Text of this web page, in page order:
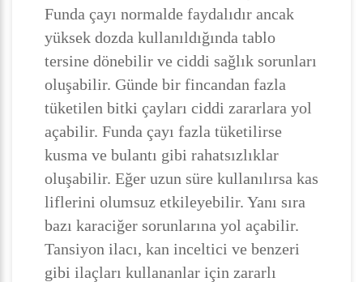
Funda çayı normalde faydalıdır ancak
yüksek dozda kullanıldığında tablo
tersine dönebilir ve ciddi sağlık sorunları
oluşabilir. Günde bir fincandan fazla
tüketilen bitki çayları ciddi zararlara yol
açabilir. Funda çayı fazla tüketilirse
kusma ve bulantı gibi rahatsızlıklar
oluşabilir. Eğer uzun süre kullanılırsa kas
liflerini olumsuz etkileyebilir. Yanı sıra
bazı karaciğer sorunlarına yol açabilir.
Tansiyon ilacı, kan inceltici ve benzeri
gibi ilaçları kullananlar için zararlı